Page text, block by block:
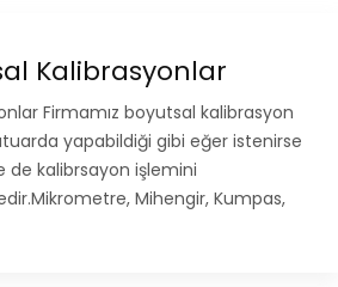
Kalibrasyonlar
Firmamız boyutsal kalibrasyon
yapabildiği gibi eğer istenirse
de kalibrsayon işlemini
Mihengir, Kumpas,